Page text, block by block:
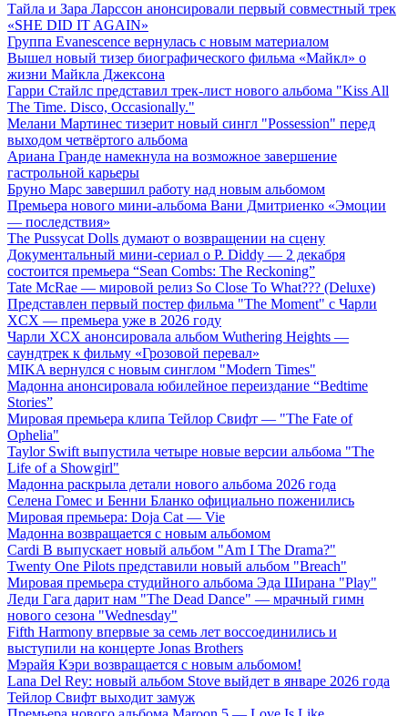
Тайла и Зара Ларссон анонсировали первый совместный трек
«SHE DID IT AGAIN»
Группа Evanescence вернулась с новым материалом
Вышел новый тизер биографического фильма «Майкл» о
жизни Майкла Джексона
Гарри Стайлс представил трек-лист нового альбома "Kiss All
The Time. Disco, Occasionally."
Мелани Мартинес тизерит новый сингл "Possession" перед
выходом четвёртого альбома
Ариана Гранде намекнула на возможное завершение
гастрольной карьеры
Бруно Марс завершил работу над новым альбомом
Премьера нового мини-альбома Вани Дмитриенко «Эмоции
— последствия»
The Pussycat Dolls думают о возвращении на сцену
Документальный мини-сериал о P. Diddy — 2 декабря
состоится премьера “Sean Combs: The Reckoning”
Tate McRae — мировой релиз So Close To What??? (Deluxe)
Представлен первый постер фильма "The Moment" с Чарли
XCX — премьера уже в 2026 году
Чарли XCX анонсировала альбом Wuthering Heights —
саундтрек к фильму «Грозовой перевал»
MIKA вернулся с новым синглом "Modern Times"
Мадонна анонсировала юбилейное переиздание “Bedtime
Stories”
Мировая премьера клипа Тейлор Свифт — "The Fate of
Ophelia"
Taylor Swift выпустила четыре новые версии альбома "The
Life of a Showgirl"
Мадонна раскрыла детали нового альбома 2026 года
Селена Гомес и Бенни Бланко официально поженились
Мировая премьера: Doja Cat — Vie
Мадонна возвращается с новым альбомом
Cardi B выпускает новый альбом "Am I The Drama?"
Twenty One Pilots представили новый альбом "Breach"
Мировая премьера студийного альбома Эда Ширана "Play"
Леди Гага дарит нам "The Dead Dance" — мрачный гимн
нового сезона "Wednesday"
Fifth Harmony впервые за семь лет воссоединились и
выступили на концерте Jonas Brothers
Мэрайя Кэри возвращается с новым альбомом!
Lana Del Rey: новый альбом Stove выйдет в январе 2026 года
Тейлор Свифт выходит замуж